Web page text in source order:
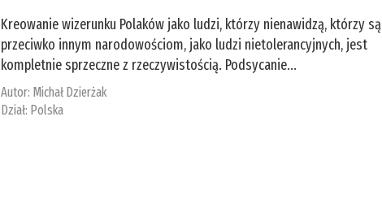
Kreowanie wizerunku Polaków jako ludzi, którzy nienawidzą, którzy są
przeciwko innym narodowościom, jako ludzi nietolerancyjnych, jest
kompletnie sprzeczne z rzeczywistością. Podsycanie...
Autor: Michał Dzierżak
Dział: Polska